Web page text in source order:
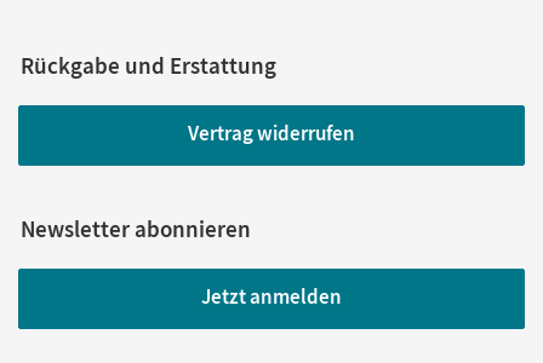
Rückgabe und Erstattung
Vertrag widerrufen
Newsletter abonnieren
Jetzt anmelden